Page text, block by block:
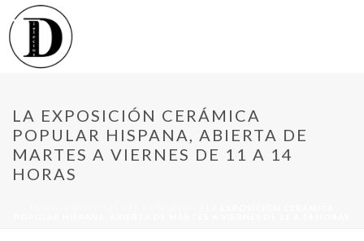
LA EXPOSICIÓN CERÁMICA
POPULAR HISPANA, ABIERTA DE
MARTES A VIERNES DE 11 A 14
HORAS